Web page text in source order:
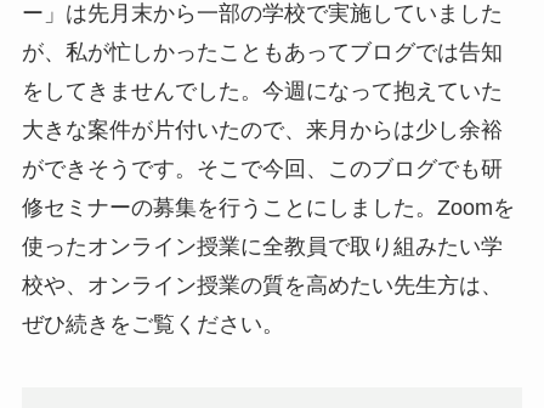
ー」は先月末から一部の学校で実施していました
が、私が忙しかったこともあってブログでは告知
をしてきませんでした。今週になって抱えていた
大きな案件が片付いたので、来月からは少し余裕
ができそうです。そこで今回、このブログでも研
修セミナーの募集を行うことにしました。Zoomを
使ったオンライン授業に全教員で取り組みたい学
校や、オンライン授業の質を高めたい先生方は、
ぜひ続きをご覧ください。